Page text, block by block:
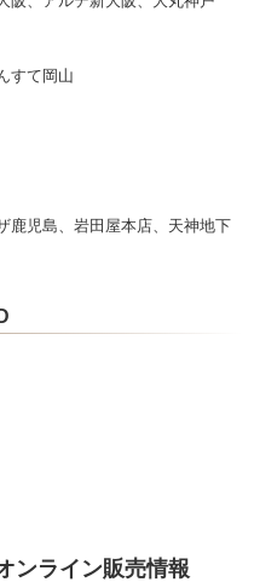
すて岡山
鹿児島、岩田屋本店、天神地下
ンライン販売情報